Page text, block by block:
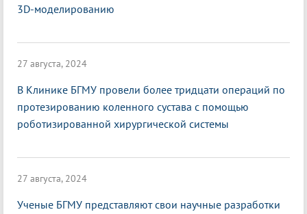
3D-моделированию
27 августа, 2024
В Клинике БГМУ провели более тридцати операций по
протезированию коленного сустава с помощью
роботизированной хирургической системы
27 августа, 2024
Ученые БГМУ представляют свои научные разработки